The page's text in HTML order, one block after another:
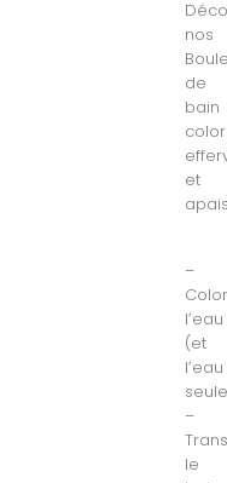
nos
de
bain
et
–
l’eau
(et
l’eau
–
le